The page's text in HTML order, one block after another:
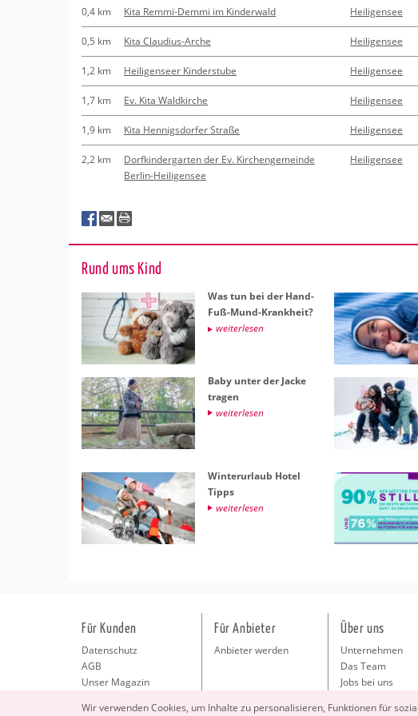
0,4 km Kita Remmi-Demmi im Kinderwald Heiligensee
0,5 km Kita Claudius-Arche Heiligensee
1,2 km Heiligenseer Kinderstube Heiligensee
1,7 km Ev. Kita Waldkirche Heiligensee
1,9 km Kita Hennigsdorfer Straße Heiligensee
2,2 km
Dorfkindergarten der Ev. Kirchengemeinde
Berlin-Heiligensee
Heiligensee
Rund ums Kind
Was tun bei der Hand-
Fuß-Mund-Krank­heit?
wei­ter­le­sen
Baby unter der Jacke
tra­gen
wei­ter­le­sen
Win­ter­ur­laub Hotel
Tipps
wei­ter­le­sen
Wir ver­wen­den Coo­kies, um In­hal­te zu per­so­na­li­sie­ren, Funk­tio­nen für
Für Kunden
Datenschutz
AGB
Unser Magazin
Für Anbieter
Anbieter werden
Über uns
Unternehmen
Das Team
Jobs bei uns